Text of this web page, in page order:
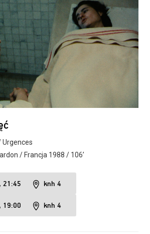
Urgences
/ Francja 1988 / 106’
21:45 knh 4
19:00 knh 4